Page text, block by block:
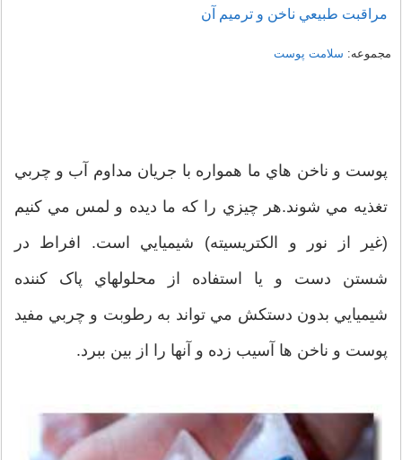
مراقبت طبيعي ناخن و ترميم آن
مجموعه: سلامت پوست
پوست و ناخن هاي ما همواره با جريان مداوم آب و چربي
تغذيه مي شوند.هر چيزي را که ما ديده و لمس مي کنيم
(غير از نور و الکتريسيته) شيميايي است. افراط در
شستن دست و يا استفاده از محلولهاي پاک کننده
شيميايي بدون دستکش مي تواند به رطوبت و چربي مفيد
پوست و ناخن ها آسيب زده و آنها را از بين ببرد.